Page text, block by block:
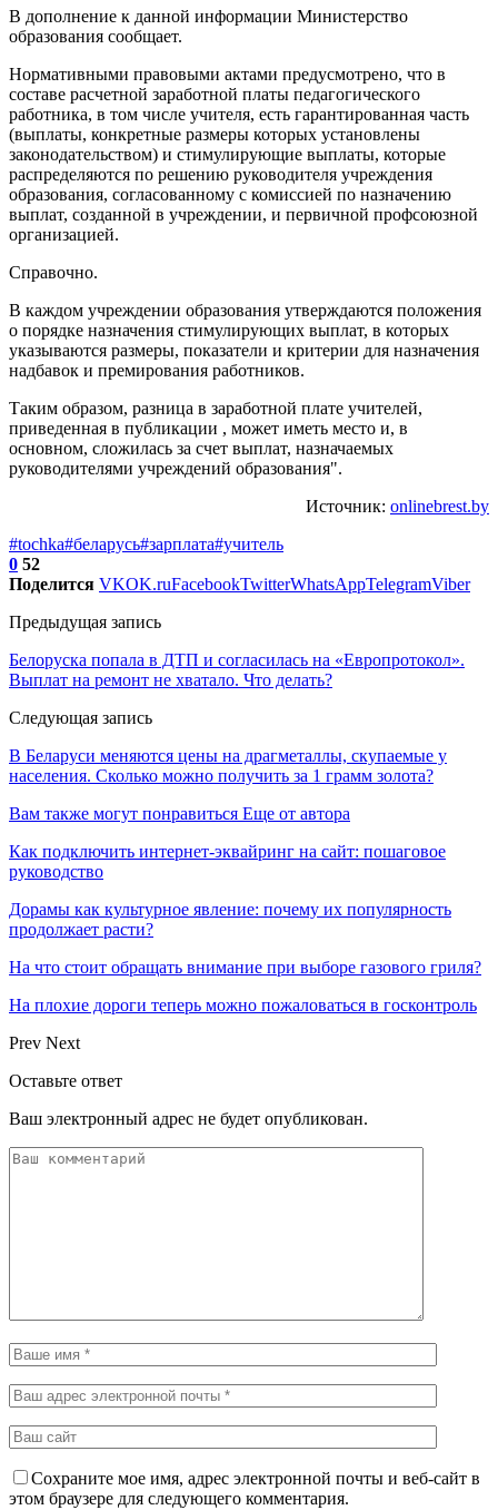
В дополнение к данной информации Министерство
образования сообщает.
Нормативными правовыми актами предусмотрено, что в
составе расчетной заработной платы педагогического
работника, в том числе учителя, есть гарантированная часть
(выплаты, конкретные размеры которых установлены
законодательством) и стимулирующие выплаты, которые
распределяются по решению руководителя учреждения
образования, согласованному с комиссией по назначению
выплат, созданной в учреждении, и первичной профсоюзной
организацией.
Справочно.
В каждом учреждении образования утверждаются положения
о порядке назначения стимулирующих выплат, в которых
указываются размеры, показатели и критерии для назначения
надбавок и премирования работников.
Таким образом, разница в заработной плате учителей,
приведенная в публикации , может иметь место и, в
основном, сложилась за счет выплат, назначаемых
руководителями учреждений образования".
Источник: onlinebrest.by
#tochka#беларусь#зарплата#учитель
0 52
Поделится VKOK.ruFacebookTwitterWhatsAppTelegramViber
Предыдущая запись
Белоруска попала в ДТП и согласилась на «Европротокол».
Выплат на ремонт не хватало. Что делать?
Следующая запись
В Беларуси меняются цены на драгметаллы, скупаемые у
населения. Сколько можно получить за 1 грамм золота?
Вам также могут понравиться Еще от автора
Как подключить интернет-эквайринг на сайт: пошаговое
руководство
Дорамы как культурное явление: почему их популярность
продолжает расти?
На что стоит обращать внимание при выборе газового гриля?
На плохие дороги теперь можно пожаловаться в госконтроль
Prev Next
Оставьте ответ
Ваш электронный адрес не будет опубликован.
Сохраните мое имя, адрес электронной почты и веб-сайт в
этом браузере для следующего комментария.